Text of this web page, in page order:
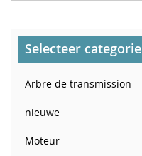
Selecteer categorie
Arbre de transmission
nieuwe
Moteur